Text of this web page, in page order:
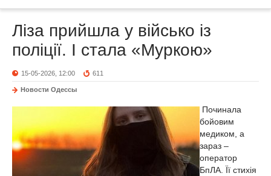
Ліза прийшла у військо із
поліції. І стала «Муркою»
15-05-2026, 12:00 611
Новости Одессы
Починала
бойовим
медиком, а
зараз –
оператор
БпЛА. Її стихія